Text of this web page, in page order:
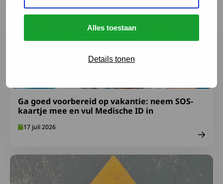
Alles toestaan
Details tonen
Ga goed voorbereid op vakantie: neem SOS-
kaartje mee en vul Medische ID in
17 juli 2026
Lees meer over Afspraken over gepast gebruik FA-